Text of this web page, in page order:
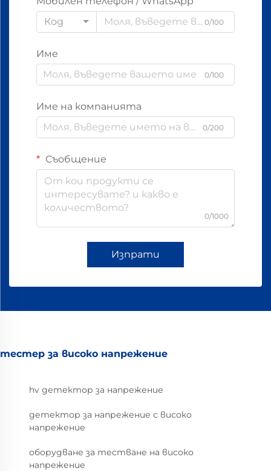
Код
0/100
Име
0/100
Име на компанията
0/200
Съобщение
0/1000
Изпрати
тестер за високо напрежение
hv детектор за напрежение
детектор за напрежение с високо
напрежение
оборудване за тестване на високо
напрежение